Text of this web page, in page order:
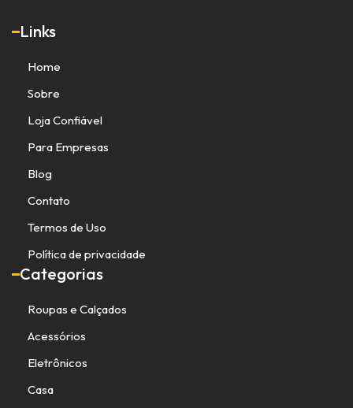
Links
Home
Sobre
Loja Confiável
Para Empresas
Blog
Contato
Termos de Uso
Política de privacidade
Categorias
Roupas e Calçados
Acessórios
Eletrônicos
Casa